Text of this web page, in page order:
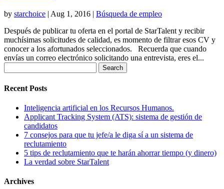
by starchoice | Aug 1, 2016 | Búsqueda de empleo
Después de publicar tu oferta en el portal de StarTalent y recibir
muchísimas solicitudes de calidad, es momento de filtrar esos CV y
conocer a los afortunados seleccionados. Recuerda que cuando
envías un correo electrónico solicitando una entrevista, eres el...
for:
Recent Posts
Inteligencia artificial en los Recursos Humanos.
Applicant Tracking System (ATS): sistema de gestión de
candidatos
7 consejos para que tu jefe/a le diga sí a un sistema de
reclutamiento
5 tips de reclutamiento que te harán ahorrar tiempo (y dinero)
La verdad sobre StarTalent
Archives